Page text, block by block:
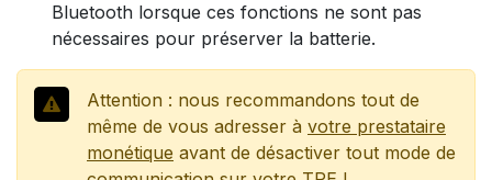
Bluetooth lorsque ces fonctions ne sont pas
nécessaires pour préserver la batterie.
Attention : nous recommandons tout de
même de vous adresser à votre prestataire
monétique avant de désactiver tout mode de